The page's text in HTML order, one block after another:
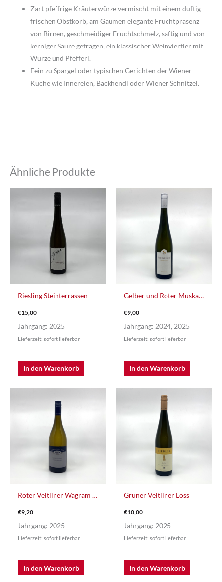
Zart pfeffrige Kräuterwürze vermischt mit einem duftig
frischen Obstkorb, am Gaumen elegante Fruchtpräsenz
von Birnen, geschmeidiger Fruchtschmelz, saftig und von
kerniger Säure getragen, ein klassischer Weinviertler mit
Würze und Pfefferl.
Fein zu Spargel oder typischen Gerichten der Wiener
Küche wie Innereien, Backhendl oder Wiener Schnitzel.
Ähnliche Produkte
Riesling Steinterrassen
€15,00
Jahrgang: 2025
Lieferzeit: sofort lieferbar
In den Warenkorb
Gelber und Roter Muskateller
€9,00
Jahrgang: 2024, 2025
Lieferzeit: sofort lieferbar
In den Warenkorb
Roter Veltliner Wagram Terrassen
€9,20
Jahrgang: 2025
Lieferzeit: sofort lieferbar
In den Warenkorb
Grüner Veltliner Löss
€10,00
Jahrgang: 2025
Lieferzeit: sofort lieferbar
In den Warenkorb